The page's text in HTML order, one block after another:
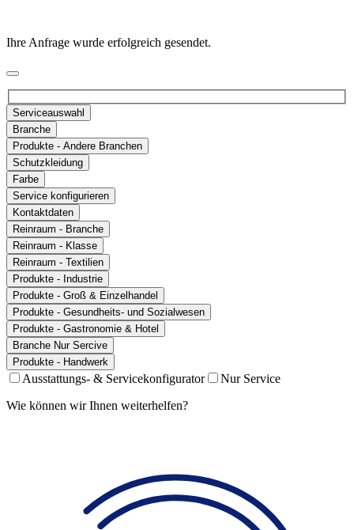
Ihre Anfrage wurde erfolgreich gesendet.
Serviceauswahl
Branche
Produkte - Andere Branchen
Schutzkleidung
Farbe
Service konfigurieren
Kontaktdaten
Reinraum - Branche
Reinraum - Klasse
Reinraum - Textilien
Produkte - Industrie
Produkte - Groß & Einzelhandel
Produkte - Gesundheits- und Sozialwesen
Produkte - Gastronomie & Hotel
Branche Nur Sercive
Produkte - Handwerk
Ausstattungs- & Servicekonfigurator
Nur Service
Wie können wir Ihnen weiterhelfen?